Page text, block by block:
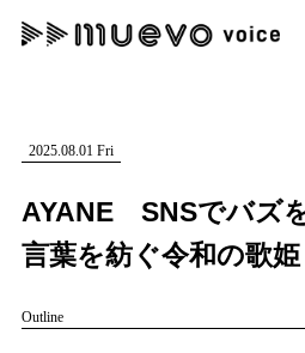
記事を検索する
人気ワード
"読者の声を形にする”音楽
MENU
2025.08.01 Fri
AYANE SNSでバズ
言葉を紡ぐ令和の歌姫
Outline